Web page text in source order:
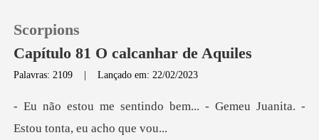
0
Scorpions
Capítulo 81 O calcanhar de Aquiles
Palavras: 2109 |Lançado em: 22/02/2023
em... - Gemeu Juanita. -
Est